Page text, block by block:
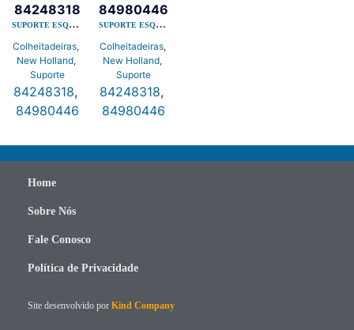
Colheitadeiras,
New Holland,
Suporte
SUPORTE ESQUERDO
84248318
84248318,
84980446
Colheitadeiras,
New Holland,
Suporte
SUPORTE ESQUERDO
84980446
84248318,
84980446
Home
Sobre Nós
Fale Conosco
Política de Privacidade
Site desenvolvido por Kind Company